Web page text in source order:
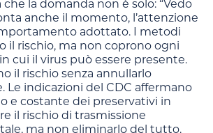
la domanda non è solo: “Vedo
anche il momento, l’attenzione
adottato. I metodi
il rischio, ma non coprono ogni
cui il virus può essere presente.
il rischio senza annullarlo
indicazioni del CDC affermano
e costante dei preservativi in
il rischio di trasmissione
ma non eliminarlo del tutto.